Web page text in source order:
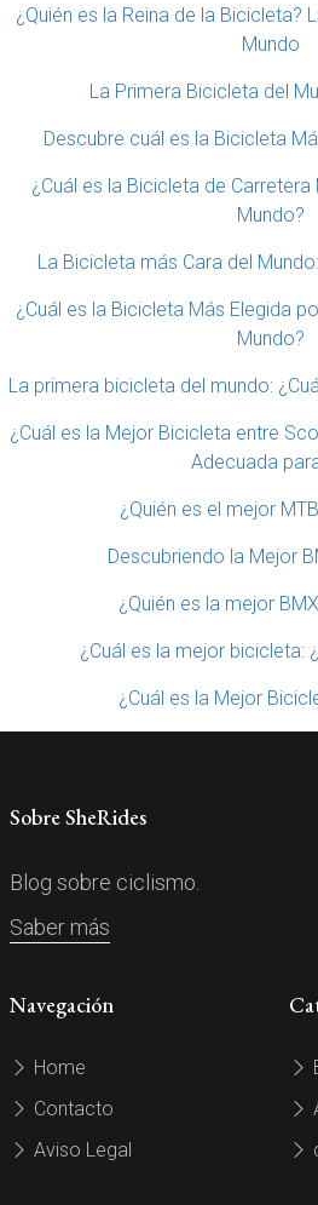
¿Quién es la Reina de la Bicicleta?
Mundo
La Primera Bicicleta del
Descubre cuál es la Bicicleta
¿Cuál es la Bicicleta de
Mundo?
La Bicicleta más Cara del
¿Cuál es la Bicicleta Más Elegida
Mundo?
La primera bicicleta del mundo:
¿Cuál es la Mejor Bicicleta entre
Adecuada
¿Quién es el mejor
Descubriendo la Mejor
¿Quién es la mejor
¿Cuál es la mejor bicicleta:
¿Cuál es la Mejor
Sobre SheRides
Blog sobre ciclismo.
Saber más
Navegación
Home
Contacto
Aviso Legal